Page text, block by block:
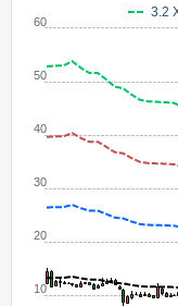
3.2
10
20
30
40
50
60